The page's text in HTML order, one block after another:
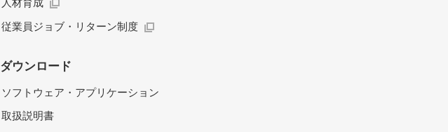
人材育成
従業員ジョブ・リターン制度
ダウンロード
ソフトウェア・アプリケーション
取扱説明書